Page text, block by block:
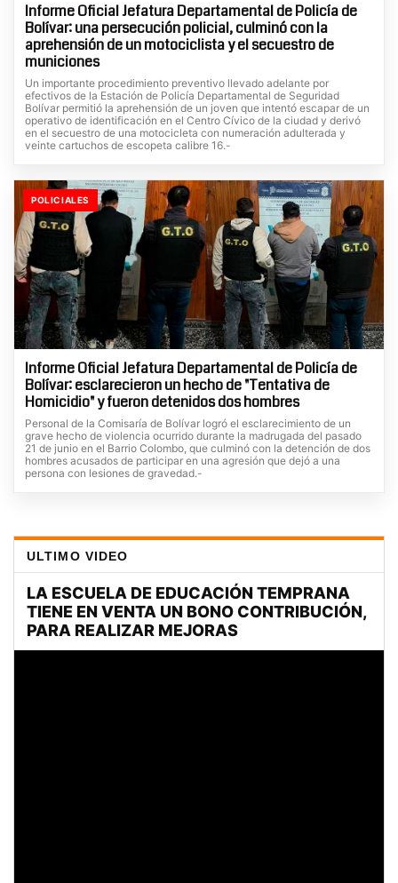
Informe Oficial Jefatura Departamental de Policía de
Bolívar: una persecución policial, culminó con la
aprehensión de un motociclista y el secuestro de
municiones
Un importante procedimiento preventivo llevado adelante por
efectivos de la Estación de Policía Departamental de Seguridad
Bolívar permitió la aprehensión de un joven que intentó escapar de un
operativo de identificación en el Centro Cívico de la ciudad y derivó
en el secuestro de una motocicleta con numeración adulterada y
veinte cartuchos de escopeta calibre 16.-
POLICIALES
Informe Oficial Jefatura Departamental de Policía de
Bolívar: esclarecieron un hecho de "Tentativa de
Homicidio" y fueron detenidos dos hombres
Personal de la Comisaría de Bolívar logró el esclarecimiento de un
grave hecho de violencia ocurrido durante la madrugada del pasado
21 de junio en el Barrio Colombo, que culminó con la detención de dos
hombres acusados de participar en una agresión que dejó a una
persona con lesiones de gravedad.-
ULTIMO VIDEO